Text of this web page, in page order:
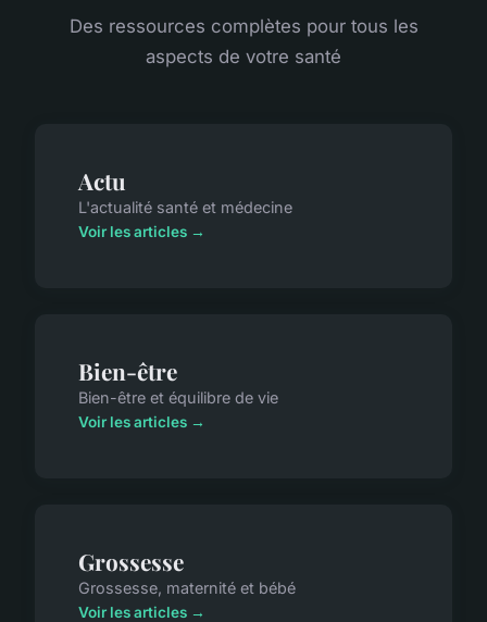
Des ressources complètes pour tous les
aspects de votre santé
Actu
L'actualité santé et médecine
Voir les articles →
Bien-être
Bien-être et équilibre de vie
Voir les articles →
Grossesse
Grossesse, maternité et bébé
Voir les articles →